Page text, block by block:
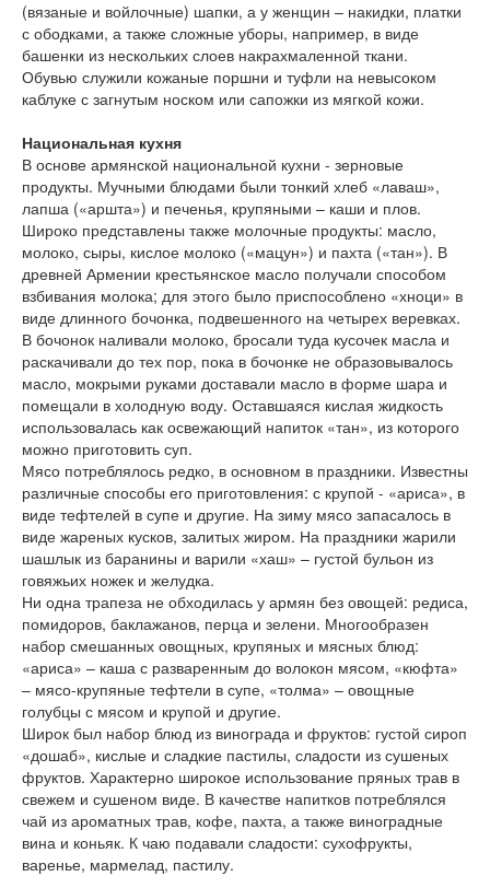
(вязаные и войлочные) шапки, а у женщин – накидки, платки
с ободками, а также сложные уборы, например, в виде
башенки из нескольких слоев накрахмаленной ткани.
Обувью служили кожаные поршни и туфли на невысоком
каблуке с загнутым носком или сапожки из мягкой кожи.
Национальная кухня
В основе армянской национальной кухни - зерновые
продукты. Мучными блюдами были тонкий хлеб «лаваш»,
лапша («аршта») и печенья, крупяными – каши и плов.
Широко представлены также молочные продукты: масло,
молоко, сыры, кислое молоко («мацун») и пахта («тан»). В
древней Армении крестьянское масло получали способом
взбивания молока; для этого было приспособлено «хноци» в
виде длинного бочонка, подвешенного на четырех веревках.
В бочонок наливали молоко, бросали туда кусочек масла и
раскачивали до тех пор, пока в бочонке не образовывалось
масло, мокрыми руками доставали масло в форме шара и
помещали в холодную воду. Оставшаяся кислая жидкость
использовалась как освежающий напиток «тан», из которого
можно приготовить суп.
Мясо потреблялось редко, в основном в праздники. Известны
различные способы его приготовления: с крупой - «ариса», в
виде тефтелей в супе и другие. На зиму мясо запасалось в
виде жареных кусков, залитых жиром. На праздники жарили
шашлык из баранины и варили «хаш» – густой бульон из
говяжьих ножек и желудка.
Ни одна трапеза не обходилась у армян без овощей: редиса,
помидоров, баклажанов, перца и зелени. Многообразен
набор смешанных овощных, крупяных и мясных блюд:
«ариса» – каша с разваренным до волокон мясом, «кюфта»
– мясо-крупяные тефтели в супе, «толма» – овощные
голубцы с мясом и крупой и другие.
Широк был набор блюд из винограда и фруктов: густой сироп
«дошаб», кислые и сладкие пастилы, сладости из сушеных
фруктов. Характерно широкое использование пряных трав в
свежем и сушеном виде. В качестве напитков потреблялся
чай из ароматных трав, кофе, пахта, а также виноградные
вина и коньяк. К чаю подавали сладости: сухофрукты,
варенье, мармелад, пастилу.